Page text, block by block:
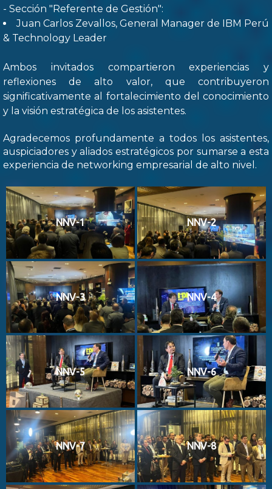
- Sección "Referente de Gestión":
Juan Carlos Zevallos, General Manager de IBM Perú
& Technology Leader
Ambos invitados compartieron experiencias y
reflexiones de alto valor, que contribuyeron
significativamente al fortalecimiento del conocimiento
y la visión estratégica de los asistentes.
Agradecemos profundamente a todos los asistentes,
auspiciadores y aliados estratégicos por sumarse a esta
experiencia de networking empresarial de alto nivel.
NNV-1 NNV-2
NNV-3 NNV-4
NNV-5 NNV-6
NNV-7 NNV-8